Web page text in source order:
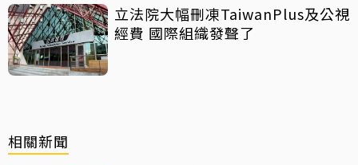
立法院大幅刪凍TaiwanPlus及公視
經費 國際組織發聲了
相關新聞